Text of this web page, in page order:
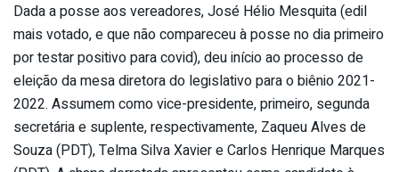
Dada a posse aos vereadores, José Hélio Mesquita (edil
mais votado, e que não compareceu à posse no dia primeiro
por testar positivo para covid), deu início ao processo de
eleição da mesa diretora do legislativo para o biênio 2021-
2022. Assumem como vice-presidente, primeiro, segunda
secretária e suplente, respectivamente, Zaqueu Alves de
Souza (PDT), Telma Silva Xavier e Carlos Henrique Marques